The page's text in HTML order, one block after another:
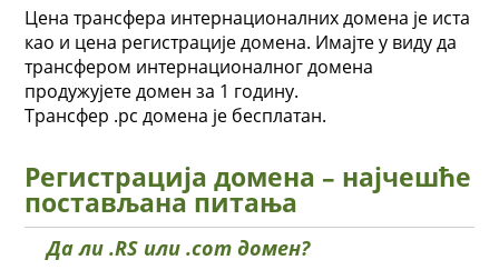
Цена трансфера интернационалних домена је иста
као и цена регистрације домена. Имајте у виду да
трансфером интернационалног домена
продужујете домен за 1 годину.
Трансфер .рс домена је бесплатан.
Регистрација домена – најчешће
постављана питања
Да ли .RS или .com домен?